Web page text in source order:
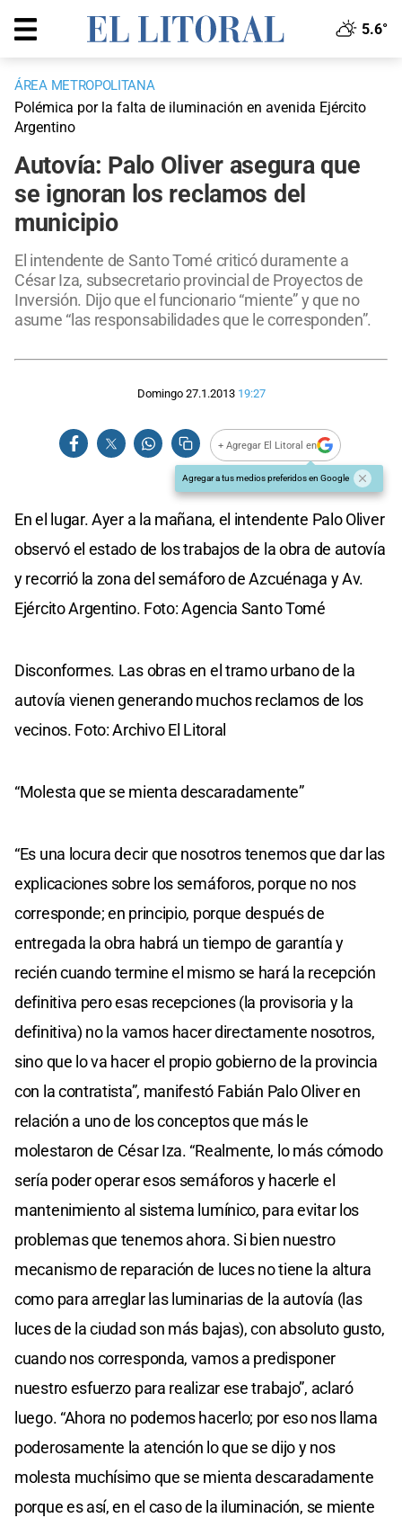
5.6°
ÁREA METROPOLITANA
Polémica por la falta de iluminación en avenida Ejército
Argentino
Autovía: Palo Oliver asegura que
se ignoran los reclamos del
municipio
El intendente de Santo Tomé criticó duramente a
César Iza, subsecretario provincial de Proyectos de
Inversión. Dijo que el funcionario “miente” y que no
asume “las responsabilidades que le corresponden”.
Domingo 27.1.2013 19:27
+ Agregar El Litoral en
Agregar a tus medios preferidos en Google
En el lugar. Ayer a la mañana, el intendente Palo Oliver
observó el estado de los trabajos de la obra de autovía
y recorrió la zona del semáforo de Azcuénaga y Av.
Ejército Argentino. Foto: Agencia Santo Tomé
Disconformes. Las obras en el tramo urbano de la
autovía vienen generando muchos reclamos de los
vecinos. Foto: Archivo El Litoral
“Molesta que se mienta descaradamente”
“Es una locura decir que nosotros tenemos que dar las
explicaciones sobre los semáforos, porque no nos
corresponde; en principio, porque después de
entregada la obra habrá un tiempo de garantía y
recién cuando termine el mismo se hará la recepción
definitiva pero esas recepciones (la provisoria y la
definitiva) no la vamos hacer directamente nosotros,
sino que lo va hacer el propio gobierno de la provincia
con la contratista”, manifestó Fabián Palo Oliver en
relación a uno de los conceptos que más le
molestaron de César Iza. “Realmente, lo más cómodo
sería poder operar esos semáforos y hacerle el
mantenimiento al sistema lumínico, para evitar los
problemas que tenemos ahora. Si bien nuestro
mecanismo de reparación de luces no tiene la altura
como para arreglar las luminarias de la autovía (las
luces de la ciudad son más bajas), con absoluto gusto,
cuando nos corresponda, vamos a predisponer
nuestro esfuerzo para realizar ese trabajo”, aclaró
luego. “Ahora no podemos hacerlo; por eso nos llama
poderosamente la atención lo que se dijo y nos
molesta muchísimo que se mienta descaradamente
porque es así, en el caso de la iluminación, se miente